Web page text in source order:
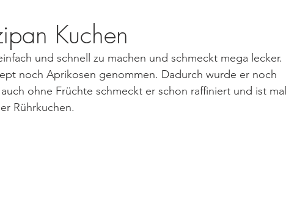
Nachtisch/Dessert Winter/Weihnachten
Gerichte
Kuchen
und schnell zu machen und schmeckt mega lecker.
noch Aprikosen genommen. Dadurch wurde er noch
ohne Früchte schmeckt er schon raffiniert und ist
Rührkuchen.